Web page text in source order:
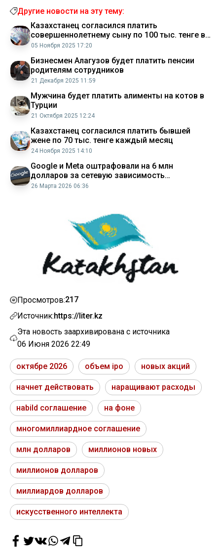
Другие новости на эту тему:
Казахстанец согласился платить
совершеннолетнему сыну по 100 тыс. тенге в
месяц
05 Ноября 2025 17:20
Бизнесмен Алагузов будет платить пенсии
родителям сотрудников
21 Декабря 2025 11:59
Мужчина будет платить алименты на котов в
Турции
21 Октября 2025 12:24
Казахстанец согласился платить бывшей
жене по 70 тыс. тенге каждый месяц
24 Ноября 2025 14:10
Google и Meta оштрафовали на 6 млн
долларов за сетевую зависимость
американки
26 Марта 2026 06:36
Просмотров:217
Источник:https://liter.kz
Эта новость заархивирована с источника
06 Июня 2026 22:49
октябре 2026 объем ipo новых акций
начнет действовать наращивают расходы
наbild соглашение на фоне
многомиллиардное соглашение
млн долларов миллионов новых
миллионов долларов
миллиардов долларов
искусственного интеллекта